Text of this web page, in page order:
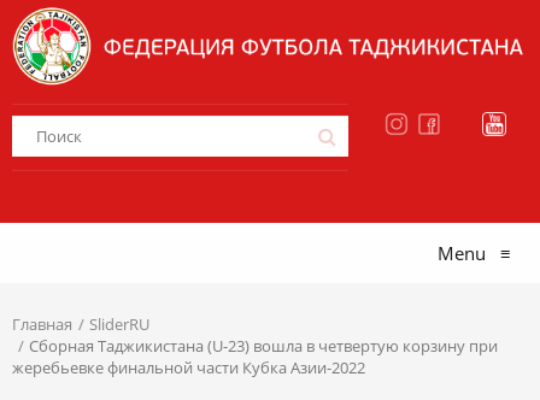
Menu ≡
Главная
SliderRU
Сборная Таджикистана (U-23) вошла в четвертую корзину при
жеребьевке финальной части Кубка Азии-2022